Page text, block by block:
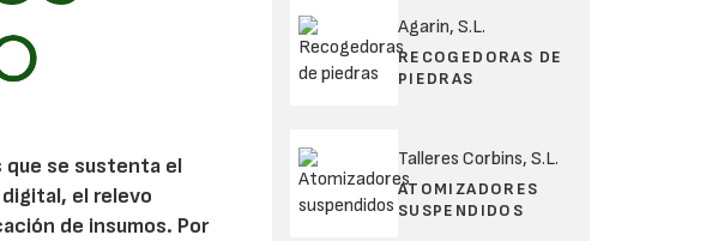
que se sustenta el
el relevo
de insumos. Por
Agarin, S.L.
RECOGEDORAS DE
PIEDRAS
Talleres Corbins, S.L.
ATOMIZADORES
SUSPENDIDOS